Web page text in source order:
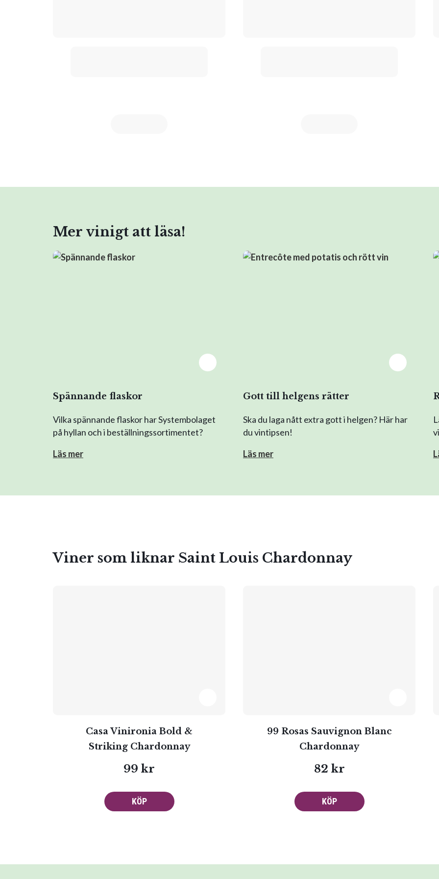
Mer vinigt att läsa!
Spännande flaskor
Vilka spännande flaskor har Systembolaget
på hyllan och i beställningssortimentet?
Läs mer
Gott till helgens rätter
Ska du laga nått extra gott i helgen? Här har
du vintipsen!
Läs mer
Viner som liknar Saint Louis Chardonnay
Casa Vinironia Bold &
Striking Chardonnay
99 kr
KÖP
99 Rosas Sauvignon Blanc
Chardonnay
82 kr
KÖP